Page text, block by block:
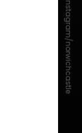
Instagram/norwichcastle